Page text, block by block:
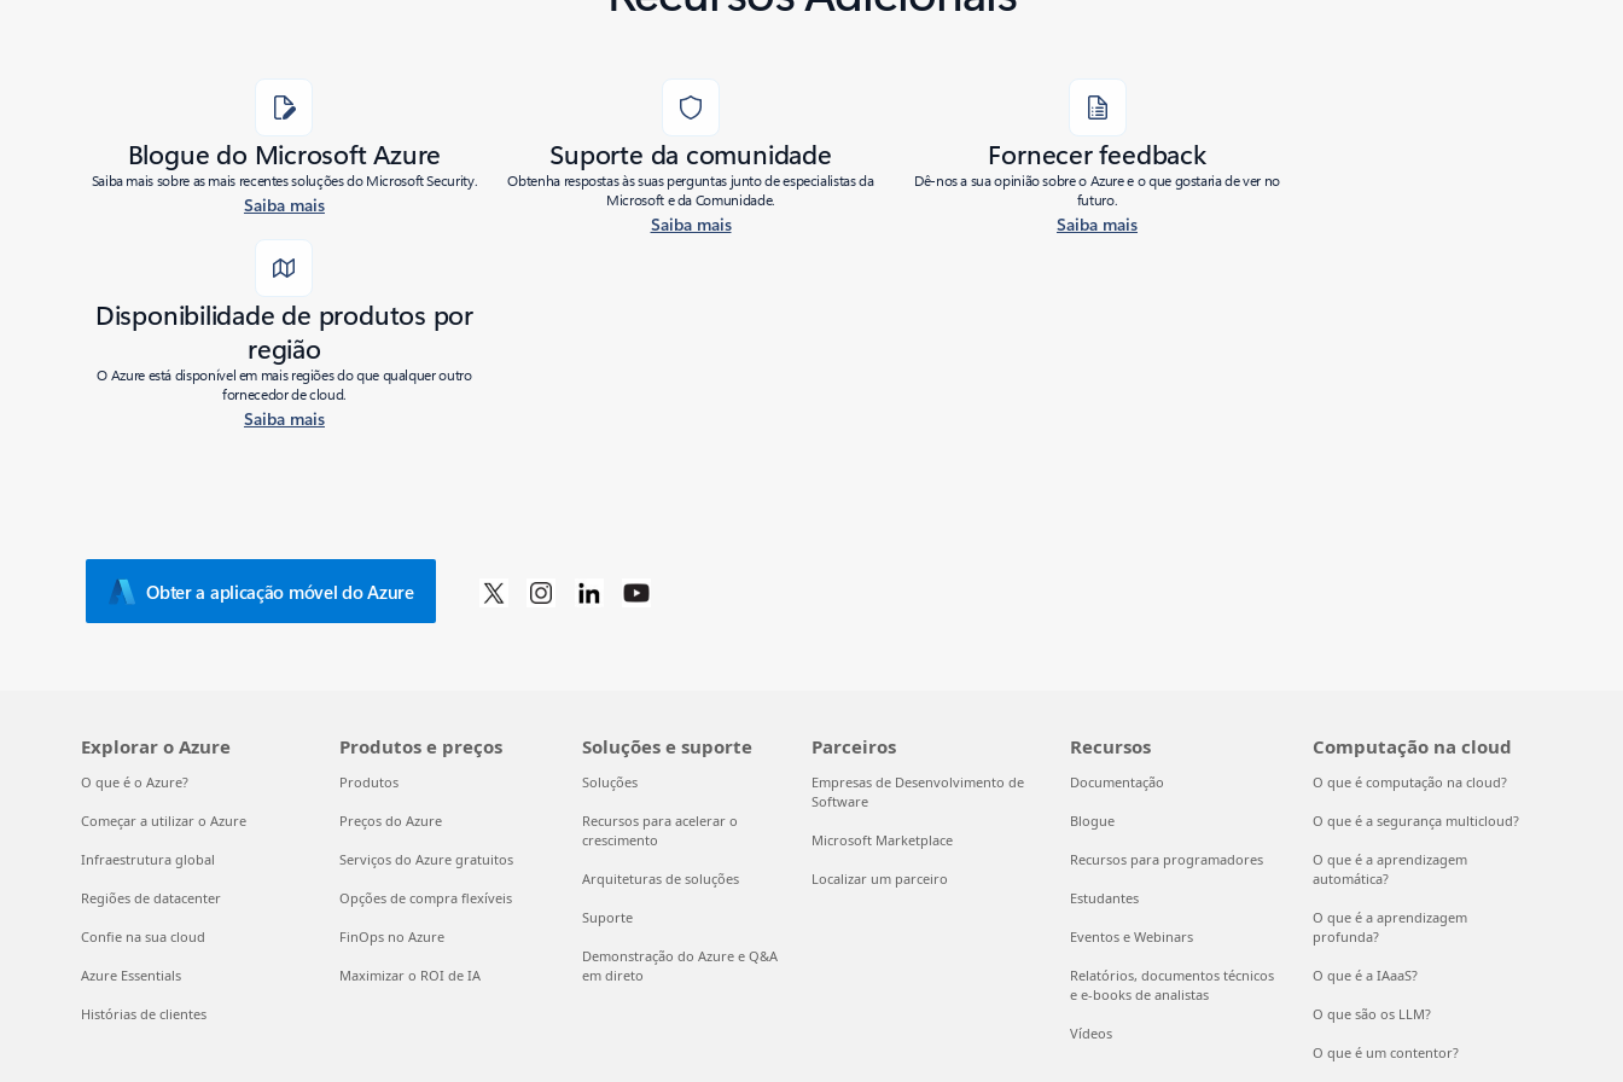
Blogue do Microsoft Azure
Saiba mais sobre as mais recentes soluções do Microsoft Security.
Saiba mais
Suporte da comunidade
Obtenha respostas às suas perguntas junto de especialistas da
Microsoft e da Comunidade.
Saiba mais
Fornecer feedback
Dê-nos a sua opinião sobre o Azure e o que gostaria de ver no
futuro.
Saiba mais
Disponibilidade de produtos por
região
O Azure está disponível em mais regiões do que qualquer outro
fornecedor de cloud.
Saiba mais
Obter a aplicação móvel do Azure
Explorar o Azure
O que é o Azure?
Começar a utilizar o Azure
Infraestrutura global
Regiões de datacenter
Confie na sua cloud
Azure Essentials
Histórias de clientes
Produtos e preços
Produtos
Preços do Azure
Serviços do Azure gratuitos
Opções de compra flexíveis
FinOps no Azure
Maximizar o ROI de IA
Soluções e suporte
Soluções
Recursos para acelerar o
crescimento
Arquiteturas de soluções
Suporte
Demonstração do Azure e Q&A
em direto
Parceiros
Empresas de Desenvolvimento de
Software
Microsoft Marketplace
Localizar um parceiro
Recursos
Documentação
Blogue
Recursos para programadores
Estudantes
Eventos e Webinars
Relatórios, documentos técnicos
e e-books de analistas
Vídeos
Computação na cloud
O que é computação na cloud?
O que é a segurança multicloud?
O que é a aprendizagem
automática?
O que é a aprendizagem
profunda?
O que é a IAaaS?
O que são os LLM?
O que é um contentor?